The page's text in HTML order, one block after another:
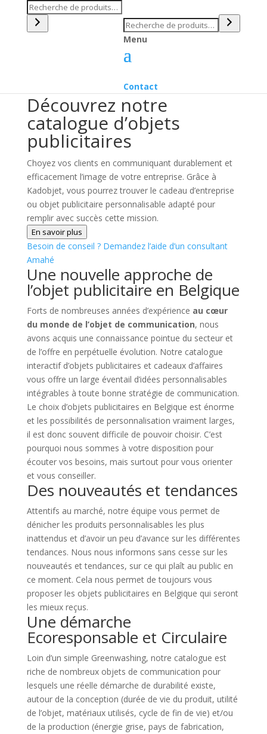
Recherche
Menu
Contact
Recherche
Découvrez notre
catalogue d’objets
publicitaires
Choyez vos clients en communiquant durablement et
efficacement l’image de votre entreprise. Grâce à
Kadobjet, vous pourrez trouver le cadeau d’entreprise
ou objet publicitaire personnalisable adapté pour
remplir avec succès cette mission.
En savoir plus
Besoin de conseil ? Demandez l’aide d’un consultant
Amahé
Une nouvelle approche de
l’objet publicitaire en Belgique
Forts de nombreuses années d’expérience au cœur
du monde de l’objet de communication, nous
avons acquis une connaissance pointue du secteur et
de l’offre en perpétuelle évolution. Notre catalogue
interactif d’objets publicitaires et cadeaux d’affaires
vous offre un large éventail d’idées personnalisables
intégrables à toute bonne stratégie de communication.
Le choix d’objets publicitaires en Belgique est énorme
et les possibilités de personnalisation vraiment larges,
il est donc souvent difficile de pouvoir choisir. C’est
pourquoi nous sommes à votre disposition pour
écouter vos besoins, mais surtout pour vous orienter
et vous conseiller.
Des nouveautés et tendances
Attentifs au marché, notre équipe vous permet de
dénicher les produits personnalisables les plus
inattendus et d’avoir un peu d’avance sur les différentes
tendances. Nous nous informons sans cesse sur les
nouveautés et tendances, sur ce qui plaît au public en
ce moment. Cela nous permet de toujours vous
proposer les objets publicitaires en Belgique qui seront
les mieux reçus.
Une démarche
Ecoresponsable et Circulaire
Loin d’un simple Greenwashing, notre catalogue est
riche de nombreux objets de communication pour
lesquels une réelle démarche de durabilité existe,
autour de la conception (durée de vie du produit, utilité
de l’objet, matériaux utilisés, cycle de fin de vie) et/ou
de la production (énergie grise, pays de fabrication,